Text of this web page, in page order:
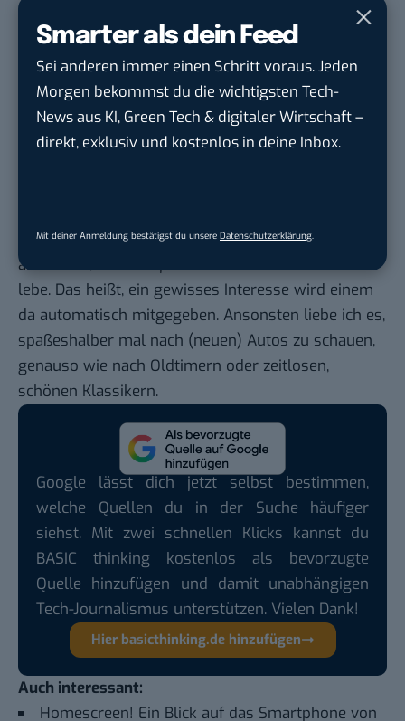
Smarter als dein Feed
Sei anderen immer einen Schritt voraus. Jeden
Morgen bekommst du die wichtigsten Tech-
News aus KI, Green Tech & digitaler Wirtschaft –
direkt, exklusiv und kostenlos in deine Inbox.
Mit deiner Anmeldung bestätigst du unsere Datenschutzerklärung.
klassischen Fortbewegungsmöglichkeiten. Und
gerade bei Geschäftsreisen in eine neue Stadt, wenn
ich dort schnell zum nächsten Termin muss, sind
die Angebote und Services von FreeNow sehr
flexibel und einfach zu nutzen.
Zusätzlich, da ich den gesamten Raum in Europa
Mobile.de(fürAndroid): Also vorweg muss ich
anmerken, dass ich ja im Geburtsland des Autos
lebe. Das heißt, ein gewisses Interesse wird einem
da automatisch mitgegeben. Ansonsten liebe ich es,
spaßeshalber mal nach (neuen) Autos zu schauen,
genauso wie nach Oldtimern oder zeitlosen,
schönen Klassikern.
Google lässt dich jetzt selbst bestimmen,
welche Quellen du in der Suche häufiger
siehst. Mit zwei schnellen Klicks kannst du
BASIC thinking kostenlos als bevorzugte
Quelle hinzufügen und damit unabhängigen
Tech-Journalismus unterstützen. Vielen Dank!
Hier basicthinking.de hinzufügen
Auch interessant:
Homescreen! Ein Blick auf das Smartphone von